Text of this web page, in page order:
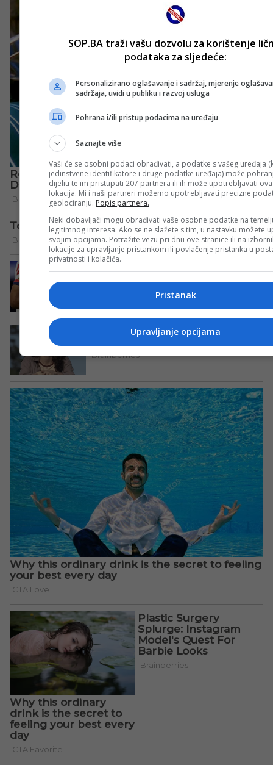
SOP.BA traži vašu dozvolu za korištenje
podataka za sljedeće:
Personalizirano oglašavanje i sadržaj, mjerenje
sadržaja, uvidi u publiku i razvoj usluga
Pohrana i/ili pristup podacima na uređaju
Saznajte više
Vaši će se osobni podaci obrađivati, a podatke s vašeg uređaja
jedinstvene identifikatore i druge podatke uređaja) može
dijeliti te im pristupati 207 partnera ili ih može upotrebljavati
lokacija. Mi i naši partneri možemo upotrebljavati precizne
geolociranju. Popis partnera.
Neki dobavljači mogu obrađivati vaše osobne podatke na
legitimnog interesa. Ako se ne slažete s tim, u nastavku možete
svojim opcijama. Potražite vezu pri dnu ove stranice ili na
lokacije za upravljanje pristankom ili povlačenje pristanka u
privatnosti i kolačića.
Pristanak
Upravljanje opcijama